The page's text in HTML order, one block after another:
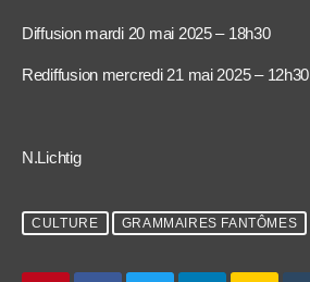
Diffusion mardi 20 mai 2025 – 18h30
Rediffusion mercredi 21 mai 2025 – 12h30
N.Lichtig
CULTURE GRAMMAIRES FANTÔMES